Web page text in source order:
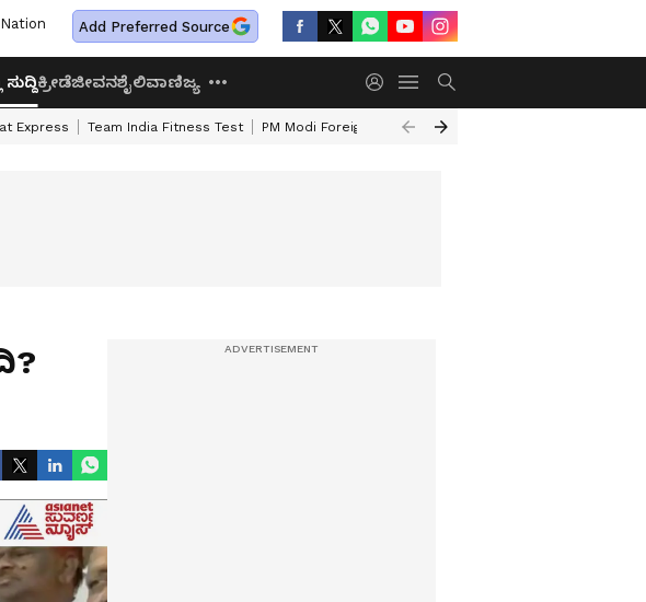
Add Preferred Source
ಕ್ರೀಡೆಜೀವನಶೈಲಿವಾಣಿಜ್ಯ
Express Team India Fitness Test PM Modi Foreign Travel Expenditure